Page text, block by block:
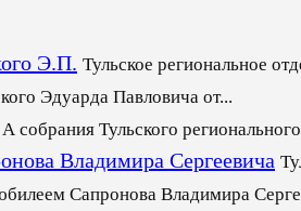
Э.П. Тульское региональное
Эдуарда Павловича от...
Тульского
Владимира Сергеевича
Сапронова Владимира